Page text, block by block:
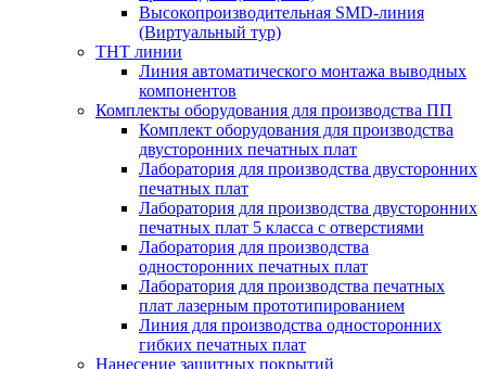
Высокопроизводительная SMD-линия
(Виртуальный тур)
THT линии
Линия автоматического монтажа выводных
компонентов
Комплекты оборудования для производства ПП
Комплект оборудования для производства
двусторонних печатных плат
Лаборатория для производства двусторонних
печатных плат
Лаборатория для производства двусторонних
печатных плат 5 класса с отверстиями
Лаборатория для производства
односторонних печатных плат
Лаборатория для производства печатных
плат лазерным прототипированием
Линия для производства односторонних
гибких печатных плат
Нанесение защитных покрытий